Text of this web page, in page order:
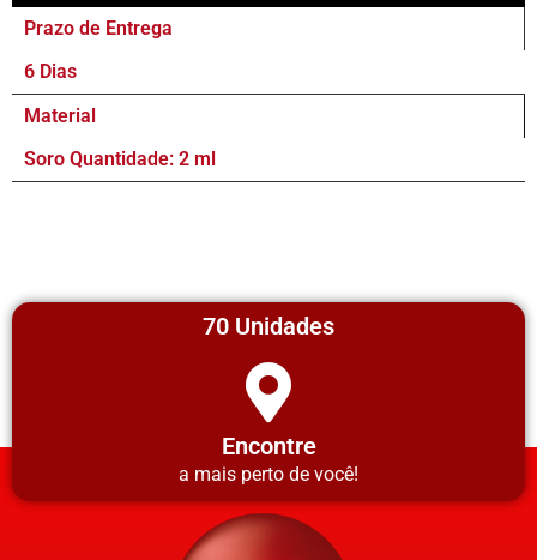
Prazo de Entrega
6 Dias
Material
Soro Quantidade: 2 ml
70 Unidades
Encontre
a mais perto de você!